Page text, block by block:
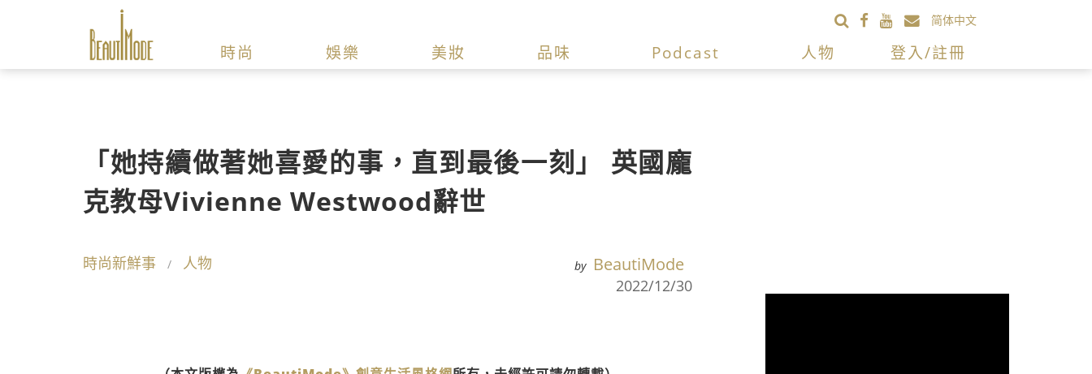
简体中文
時尚 娛樂 美妝 品味 Podcast 人物 登入/註冊
「她持續做著她喜愛的事，直到最後一刻」 英國龐
克教母Vivienne Westwood辭世
時尚新鮮事 人物 by BeautiMode
2022/12/30